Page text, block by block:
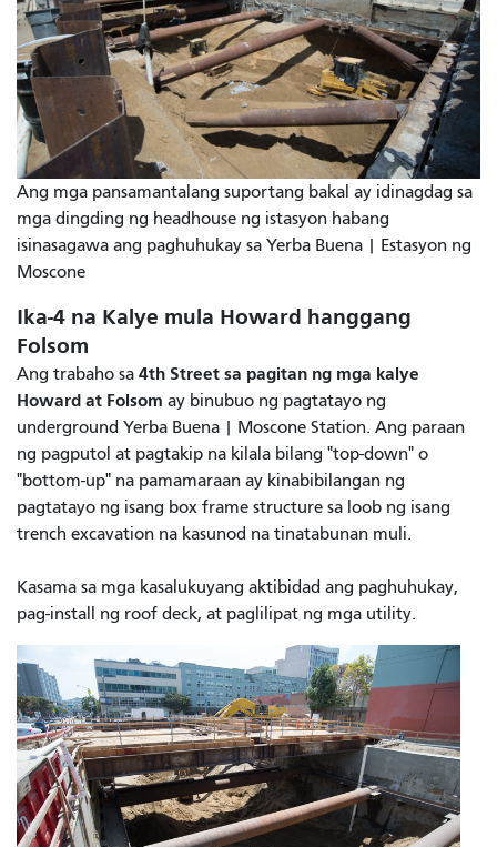
Ang mga pansamantalang suportang bakal ay idinagdag sa
mga dingding ng headhouse ng istasyon habang
isinasagawa ang paghuhukay sa Yerba Buena | Estasyon ng
Moscone
Ika-4 na Kalye mula Howard hanggang
Folsom
Ang trabaho sa 4th Street sa pagitan ng mga kalye
Howard at Folsom ay binubuo ng pagtatayo ng
underground Yerba Buena | Moscone Station. Ang paraan
ng pagputol at pagtakip na kilala bilang "top-down" o
"bottom-up" na pamamaraan ay kinabibilangan ng
pagtatayo ng isang box frame structure sa loob ng isang
trench excavation na kasunod na tinatabunan muli.
Kasama sa mga kasalukuyang aktibidad ang paghuhukay,
pag-install ng roof deck, at paglilipat ng mga utility.